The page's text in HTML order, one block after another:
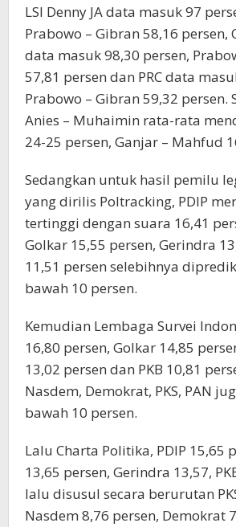
LSI Denny JA data masuk 97
Prabowo – Gibran 58,16 persen,
data masuk 98,30 persen,
57,81 persen dan PRC data
Prabowo – Gibran 59,32 persen.
Anies – Muhaimin rata-rata
24-25 persen, Ganjar – Mahfud
Sedangkan untuk hasil pemilu
yang dirilis Poltracking, PDIP
tertinggi dengan suara 16,41
Golkar 15,55 persen, Gerindra
11,51 persen selebihnya
bawah 10 persen.
Kemudian Lembaga Survei
16,80 persen, Golkar 14,85
13,02 persen dan PKB 10,81
Nasdem, Demokrat, PKS, PAN
bawah 10 persen.
Lalu Charta Politika, PDIP 15,65
13,65 persen, Gerindra 13,57,
lalu disusul secara berurutan
Nasdem 8,76 persen, Demokrat